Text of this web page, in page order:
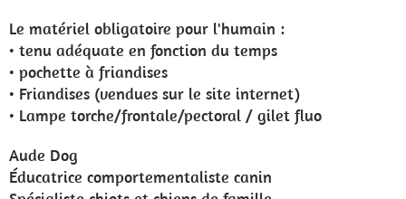
Le matériel obligatoire pour l'humain :
• tenu adéquate en fonction du temps
• pochette à friandises
• Friandises (vendues sur le site internet)
• Lampe torche/frontale/pectoral / gilet fluo
Aude Dog
Éducatrice comportementaliste canin